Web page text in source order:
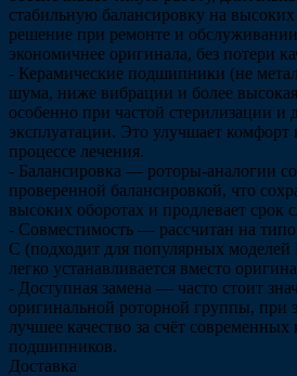
стабильную балансировку на
решение при ремонте и
экономичнее оригинала, без потери
- Керамические подшипники (не
шума, ниже вибрации и более высокая
особенно при частой стерилизации и
эксплуатации. Это улучшает комфорт
процессе лечения.
- Балансировка — роторы-аналогии
проверенной балансировкой, что
высоких оборотах и продлевает
- Совместимость — рассчитан на
C (подходит для популярных
легко устанавливается вместо
- Доступная замена — часто стоит
оригинальной роторной группы, при
лучшее качество за счёт современных
подшипников.
Доставка